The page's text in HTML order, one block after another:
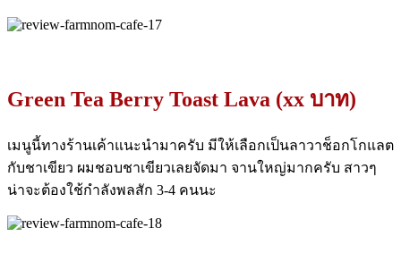
Green Tea Berry Toast Lava (xx บาท)
เมนูนี้ทางร้านเค้าแนะนำมาครับ มีให้เลือกเป็นลาวาช็อกโกแลต
กับชาเขียว ผมชอบชาเขียวเลยจัดมา จานใหญ่มากครับ สาวๆ
น่าจะต้องใช้กำลังพลสัก 3-4 คนนะ